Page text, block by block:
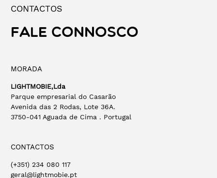
CONTACTOS
FALE CONNOSCO
MORADA
LIGHTMOBIE,Lda
Parque empresarial do Casarão
Avenida das 2 Rodas, Lote 36A.
3750-041 Aguada de Cima . Portugal
CONTACTOS
(+351) 234 080 117
geral@lightmobie.pt